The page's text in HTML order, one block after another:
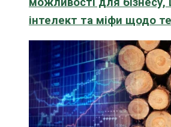
інтелект та міфи щодо